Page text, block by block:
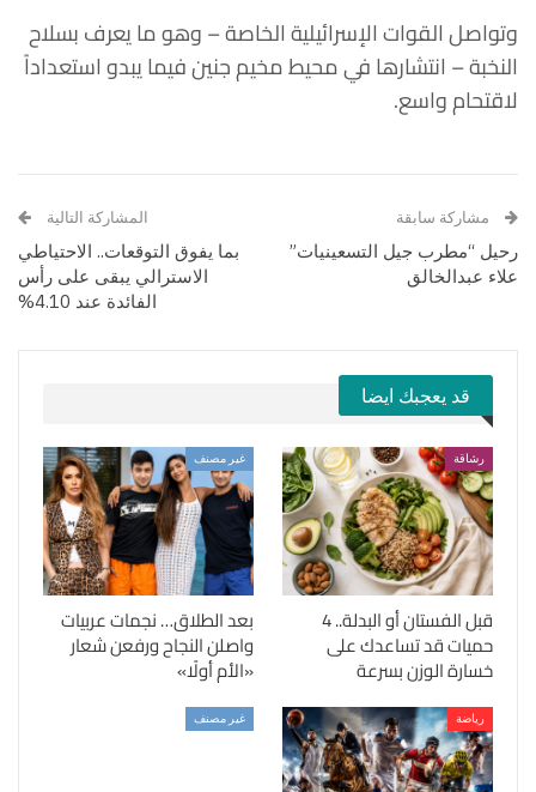
وتواصل القوات الإسرائيلية الخاصة – وهو ما يعرف بسلاح
النخبة – انتشارها في محيط مخيم جنين فيما يبدو استعداداً
لاقتحام واسع.
مشاركة سابقة
رحيل “مطرب جيل التسعينيات”
علاء عبدالخالق
المشاركة التالية
بما يفوق التوقعات.. الاحتياطي
الاسترالي يبقى على رأس
الفائدة عند 4.10%
قد يعجبك ايضا
رشاقة
قبل الفستان أو البدلة.. 4
حميات قد تساعدك على
خسارة الوزن بسرعة
غير مصنف
بعد الطلاق… نجمات عربيات
واصلن النجاح ورفعن شعار
«الأم أولًا»
رياضة غير مصنف